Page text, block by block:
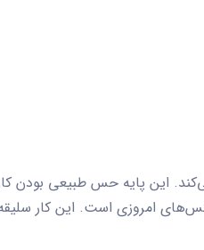
این پایه حس طبیعی بودن
امروزی است. این کار